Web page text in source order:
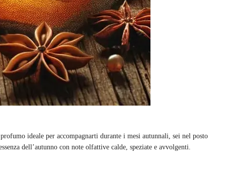
ideale per accompagnarti durante i mesi autunnali, sei nel posto
dell’autunno con note olfattive calde, speziate e avvolgenti.